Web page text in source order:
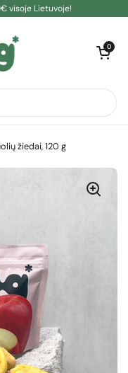
visoje Lietuvoje!
Atidaryti
0
žiedai, 120 g